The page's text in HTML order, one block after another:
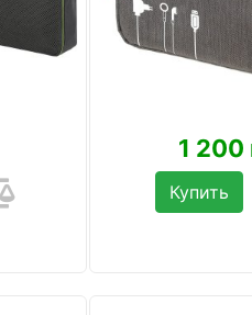
1 200
Купить